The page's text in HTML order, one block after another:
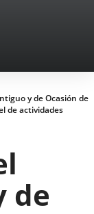
y de Ocasión de
de actividades
de